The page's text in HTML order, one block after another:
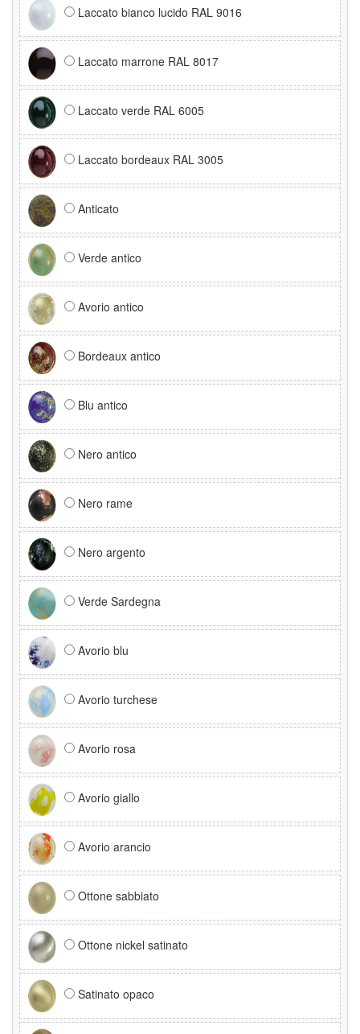
Laccato bianco lucido RAL 9016
Laccato marrone RAL 8017
Laccato verde RAL 6005
Laccato bordeaux RAL 3005
Anticato
Verde antico
Avorio antico
Bordeaux antico
Blu antico
Nero antico
Nero rame
Nero argento
Verde Sardegna
Avorio blu
Avorio turchese
Avorio rosa
Avorio giallo
Avorio arancio
Ottone sabbiato
Ottone nickel satinato
Satinato opaco